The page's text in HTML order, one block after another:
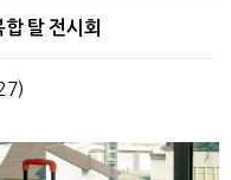
탈 전시회